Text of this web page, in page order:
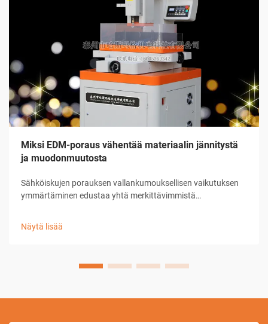
Miksi EDM-poraus vähentää materiaalin jännitystä
ja muodonmuutosta
Sähköiskujen porauksen vallankumouksellisen vaikutuksen
ymmärtäminen edustaa yhtä merkittävimmistä
teollisuudet suhtautuvat esimerkiksi ennen ...
Näytä lisää